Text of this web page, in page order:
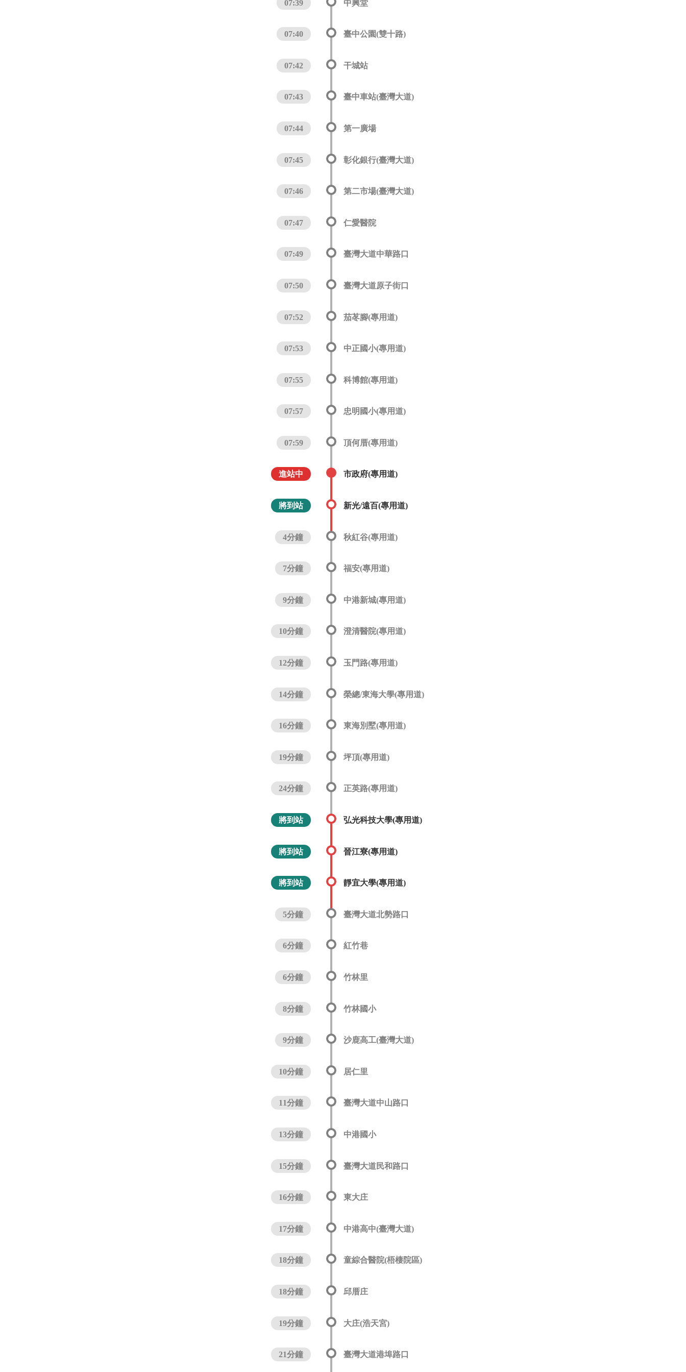
07:39 中興堂
07:40 臺中公園(雙十路)
07:42 干城站
07:43 臺中車站(臺灣大道)
07:44 第一廣場
07:45 彰化銀行(臺灣大道)
07:46 第二市場(臺灣大道)
07:47 仁愛醫院
07:49 臺灣大道中華路口
07:50 臺灣大道原子街口
07:52 茄苳腳(專用道)
07:53 中正國小(專用道)
07:55 科博館(專用道)
07:57 忠明國小(專用道)
07:59 頂何厝(專用道)
進站中 市政府(專用道)
將到站 新光/遠百(專用道)
4分鐘 秋紅谷(專用道)
7分鐘 福安(專用道)
9分鐘 中港新城(專用道)
10分鐘 澄清醫院(專用道)
12分鐘 玉門路(專用道)
14分鐘 榮總/東海大學(專用道)
16分鐘 東海別墅(專用道)
19分鐘 坪頂(專用道)
24分鐘 正英路(專用道)
將到站 弘光科技大學(專用道)
將到站 晉江寮(專用道)
將到站 靜宜大學(專用道)
5分鐘 臺灣大道北勢路口
6分鐘 紅竹巷
6分鐘 竹林里
8分鐘 竹林國小
9分鐘 沙鹿高工(臺灣大道)
10分鐘 居仁里
11分鐘 臺灣大道中山路口
13分鐘 中港國小
15分鐘 臺灣大道民和路口
16分鐘 東大庄
17分鐘 中港高中(臺灣大道)
18分鐘 童綜合醫院(梧棲院區)
18分鐘 邱厝庄
19分鐘 大庄(浩天宮)
21分鐘 臺灣大道港埠路口